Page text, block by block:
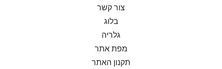
צור קשר
בלוג
גלריה
מפת אתר
תקנון האתר